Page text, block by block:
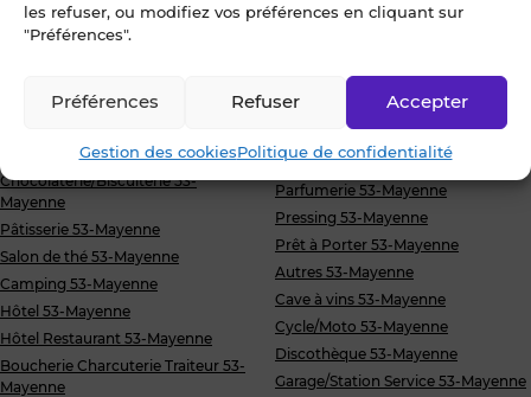
les refuser, ou modifiez vos préférences en cliquant sur
"Préférences".
Accepter
Refuser
Préférences
Gestion des cookiesPolitique de confidentialité
Bar Tabac... 53-Mayenne
Bar/Café 53-Mayenne
Presse/Librairie 53-Mayenne
Boulangerie 53-Mayenne
Chocolaterie/Biscuiterie 53-
Mayenne
Pâtisserie 53-Mayenne
Salon de thé 53-Mayenne
Camping 53-Mayenne
Hôtel 53-Mayenne
Hôtel Restaurant 53-Mayenne
Boucherie Charcuterie Traiteur 53-
Mayenne
Chaussure/Cordonnerie 53-
Décoration/Ameublement 53-
Mayenne
Multiservices/Mercerie 53-Mayenne
Parfumerie 53-Mayenne
Pressing 53-Mayenne
Prêt à Porter 53-Mayenne
Autres 53-Mayenne
Cave à vins 53-Mayenne
Cycle/Moto 53-Mayenne
Discothèque 53-Mayenne
Garage/Station Service 53-Mayenne